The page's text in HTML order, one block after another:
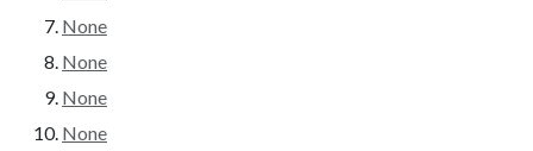
None
None
None
None